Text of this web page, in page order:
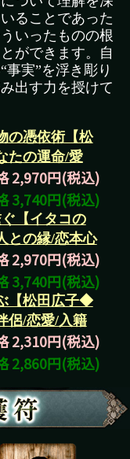
ることであった
いったものの根
ができます。自
実”を浮き彫り
出す力を授けて
の憑依術【松
たの運命/愛
2,970円(税込)
3,740円(税込)
【イタコの
との縁/恋本心
2,970円(税込)
3,740円(税込)
【松田広子◆
侶/恋愛/入籍
2,310円(税込)
2,860円(税込)